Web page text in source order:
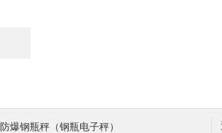
防爆钢瓶秤（钢瓶电子秤）